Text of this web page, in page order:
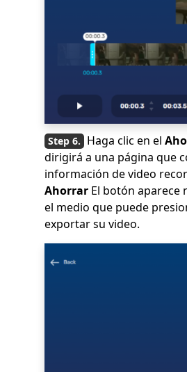
Haga clic en el
dirigirá a una página que
información de video
Ahorrar El botón aparece
el medio que puede
exportar su video.